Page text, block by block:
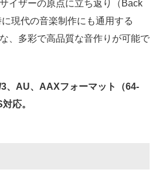
イザーの原点に立ち返り（Back
現代の音楽制作にも通用する
、多彩で高品質な音作りが可能で
、AU、AAXフォーマット（64-
応。